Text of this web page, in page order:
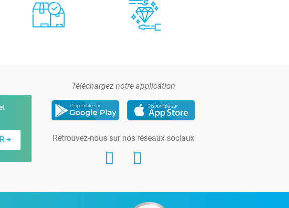
Téléchargez notre application
Retrouvez-nous sur nos réseaux sociaux